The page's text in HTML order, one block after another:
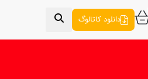
دانلود کاتالوگ